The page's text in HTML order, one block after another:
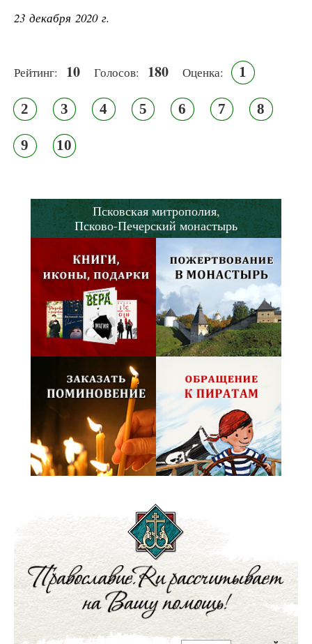
23 декабря 2020 г.
Рейтинг: 10 Голосов: 180 Оценка: 1
2 3 4 5 6 7 8
9 10
Псковская митрополия,
Псково-Печерский монастырь